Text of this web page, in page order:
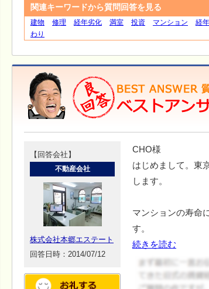
関連キーワードから質問回答を見る
建物 修理 経年劣化 満室 投資 マンション 経年
わり
【回答会社】
不動産会社
株式会社本郷エステート
回答日時：2014/07/12
CHO様
はじめまして。東
します。
マンションの寿命
す。
続きを読む